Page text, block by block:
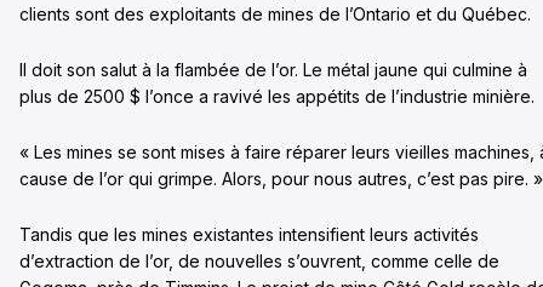
clients sont des exploitants de mines de l’Ontario et du Québec.
Il doit son salut à la flambée de l’or. Le métal jaune qui culmine à
plus de 2500 $ l’once a ravivé les appétits de l’industrie minière.
« Les mines se sont mises à faire réparer leurs vieilles machines,
cause de l’or qui grimpe. Alors, pour nous autres, c’est pas pire. »
Tandis que les mines existantes intensifient leurs activités
d’extraction de l’or, de nouvelles s’ouvrent, comme celle de